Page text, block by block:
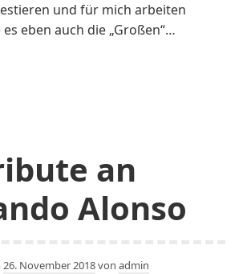
und für mich arbeiten
eben auch die „Großen“…
an
Alonso
26. November 2018von admin